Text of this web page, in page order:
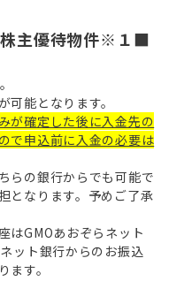
主優待物件※１■
可能となります。
が確定した後に入金先の
で申込前に入金の必要は
らの銀行からでも可能で
となります。予めご了承
GMOあおぞらネット
ット銀行からのお振込
す。